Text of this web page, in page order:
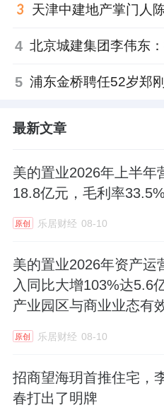
4、土地市场火热，楼
地， 区域覆盖主城区
的主城区也有土地供给
区域都有重要地块拍出。
据统计，上半年新进入
新邦、江苏杰俊，广沁
房地产有限公司等。
多个板块纪录刷新！扬
从去年9月份第一幅万元
一年不到的时间，扬州
4
5
最新文章
美的置业2026年上半年
18.8亿元，毛利率33.5%
原创 乐居财经 08-10
美的置业2026年资产运
入同比大增103%达5.6
产业园区与商业业态有
原创 乐居财经 08-10
招商望海玥首推住宅，
春打出了明牌